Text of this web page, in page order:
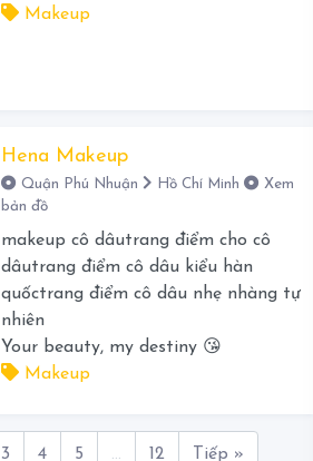
Makeup
Hena Makeup
Quận Phú Nhuận Hồ Chí Minh
Xem
bản đồ
makeup cô dâutrang điểm cho cô
dâutrang điểm cô dâu kiểu hàn
quốctrang điểm cô dâu nhẹ nhàng tự
nhiên
Your beauty, my destiny 😘
Makeup
3 4 5 … 12 Tiếp »